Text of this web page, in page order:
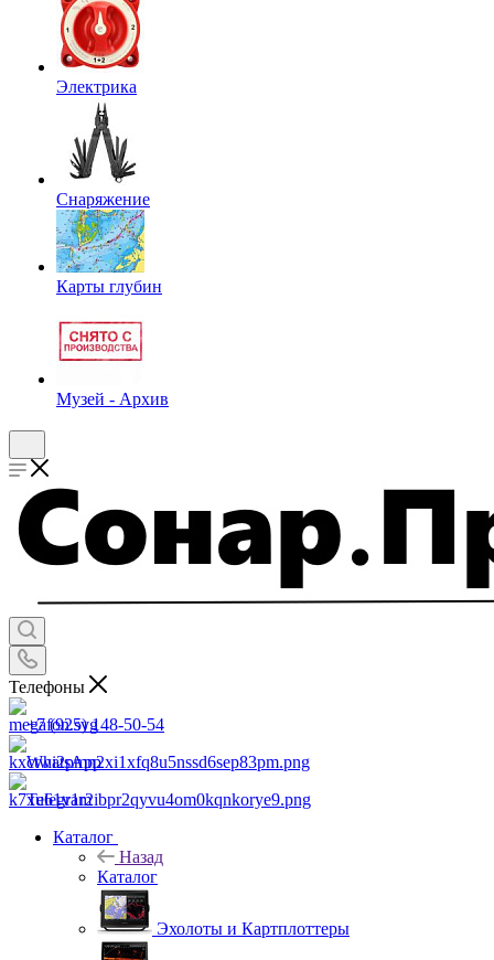
Электрика
Снаряжение
Карты глубин
Музей - Архив
Телефоны
+7 (925) 148-50-54
WhatsApp
Telegram
Каталог
Назад
Каталог
Эхолоты и Картплоттеры